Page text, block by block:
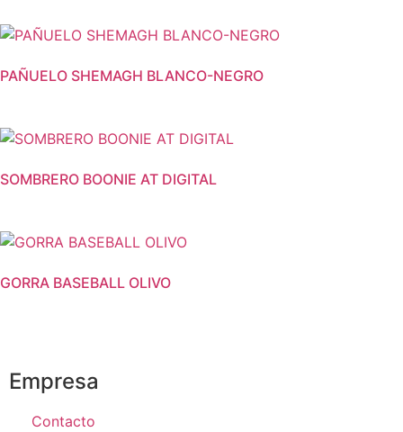
PAÑUELO SHEMAGH BLANCO-NEGRO
SOMBRERO BOONIE AT DIGITAL
GORRA BASEBALL OLIVO
Empresa
Contacto